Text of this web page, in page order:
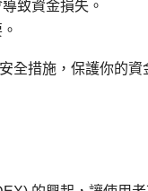
致資金損失。
全措施，保護你的資